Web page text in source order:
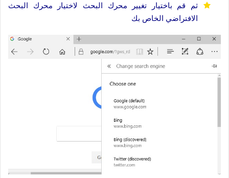
ثم قم باختيار تغيير محرك البحث لاختيار محرك البحث
الافتراضي الخاص بك